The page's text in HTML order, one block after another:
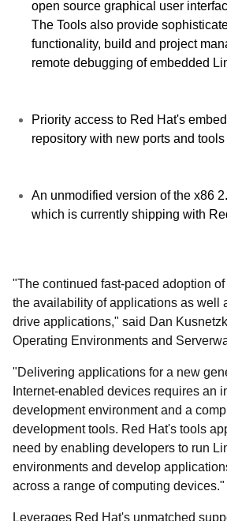
open source graphical user
The Tools also provide
functionality, build and project
remote debugging of embedded
Priority access to Red Hat's
repository with new ports and
An unmodified version of the x86
which is currently shipping with
"The continued fast-paced adoption
the availability of applications as well
drive applications," said Dan
Operating Environments and
"Delivering applications for a new
Internet-enabled devices requires an
development environment and a
development tools. Red Hat's tools
need by enabling developers to run
environments and develop
across a range of computing devices."
Leverages Red Hat's unmatched